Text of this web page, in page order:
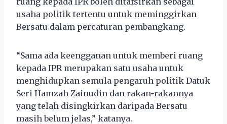
usaha politik tertentu untuk meminggirkan
Bersatu dalam percaturan pembangkang.
“Sama ada keengganan untuk memberi ruang
kepada IPR merupakan satu usaha untuk
menghidupkan semula pengaruh politik Datuk
Seri Hamzah Zainudin dan rakan-rakannya
yang telah disingkirkan daripada Bersatu
masih belum jelas,” katanya.